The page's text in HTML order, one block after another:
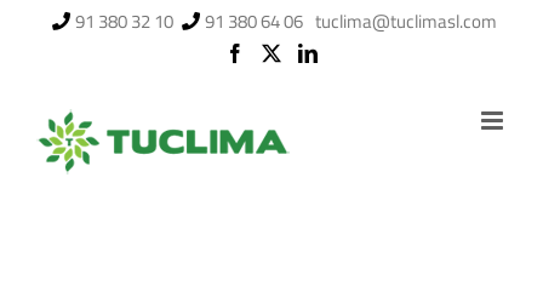
91 380 32 10 91 380 64 06 tuclima@tuclimasl.com